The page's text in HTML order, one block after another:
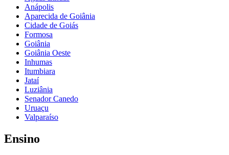
Anápolis
Aparecida de Goiânia
Cidade de Goiás
Formosa
Goiânia
Goiânia Oeste
Inhumas
Itumbiara
Jataí
Luziânia
Senador Canedo
Uruaçu
Valparaíso
Ensino